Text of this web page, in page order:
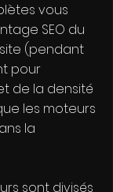
vous
SEO du
(pendant
pour
de la densité
les moteurs
la
sont divisés